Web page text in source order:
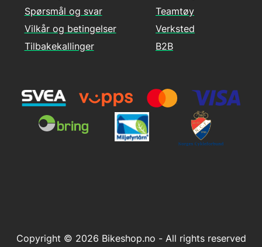
Spørsmål og svar
Vilkår og betingelser
Tilbakekallinger
Teamtøy
Verksted
B2B
Copyright © 2026 Bikeshop.no - All rights reserved